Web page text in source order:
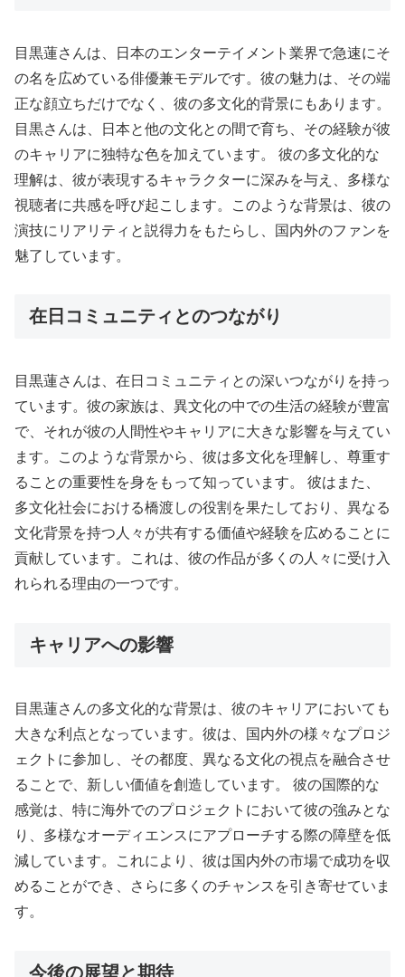
目黒蓮さんは、日本のエンターテイメント業界で急速にそ
の名を広めている俳優兼モデルです。彼の魅力は、その端
正な顔立ちだけでなく、彼の多文化的背景にもあります。
目黒さんは、日本と他の文化との間で育ち、その経験が彼
のキャリアに独特な色を加えています。 彼の多文化的な
理解は、彼が表現するキャラクターに深みを与え、多様な
視聴者に共感を呼び起こします。このような背景は、彼の
演技にリアリティと説得力をもたらし、国内外のファンを
魅了しています。
在日コミュニティとのつながり
目黒蓮さんは、在日コミュニティとの深いつながりを持っ
ています。彼の家族は、異文化の中での生活の経験が豊富
で、それが彼の人間性やキャリアに大きな影響を与えてい
ます。このような背景から、彼は多文化を理解し、尊重す
ることの重要性を身をもって知っています。 彼はまた、
多文化社会における橋渡しの役割を果たしており、異なる
文化背景を持つ人々が共有する価値や経験を広めることに
貢献しています。これは、彼の作品が多くの人々に受け入
れられる理由の一つです。
キャリアへの影響
目黒蓮さんの多文化的な背景は、彼のキャリアにおいても
大きな利点となっています。彼は、国内外の様々なプロジ
ェクトに参加し、その都度、異なる文化の視点を融合させ
ることで、新しい価値を創造しています。 彼の国際的な
感覚は、特に海外でのプロジェクトにおいて彼の強みとな
り、多様なオーディエンスにアプローチする際の障壁を低
減しています。これにより、彼は国内外の市場で成功を収
めることができ、さらに多くのチャンスを引き寄せていま
す。
今後の展望と期待